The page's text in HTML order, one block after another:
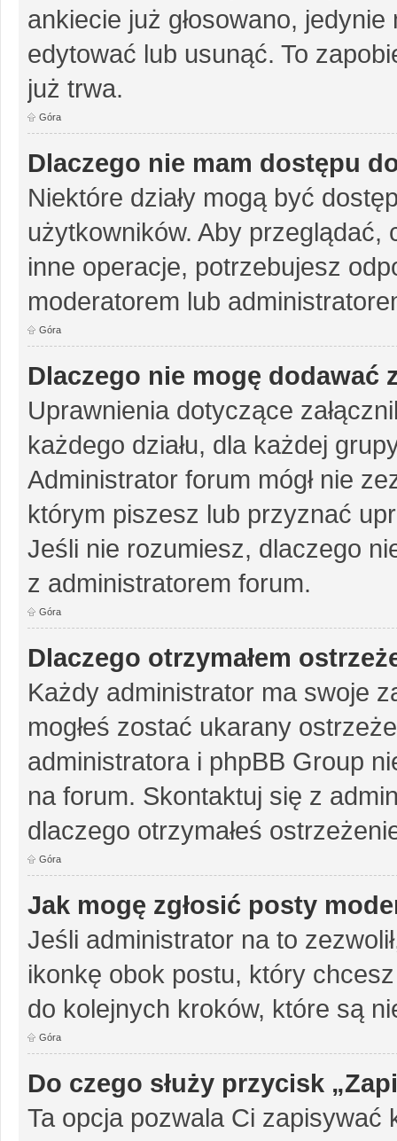
ankiecie już głosowano,
edytować lub usunąć. To
już trwa.
Góra
Dlaczego nie mam dostępu
Niektóre działy mogą być
użytkowników. Aby
inne operacje, potrzebujesz
moderatorem lub
Góra
Dlaczego nie mogę dodawać
Uprawnienia dotyczące
każdego działu, dla każdej
Administrator forum mógł nie
którym piszesz lub przyznać
Jeśli nie rozumiesz, dlaczego
z administratorem forum.
Góra
Dlaczego otrzymałem
Każdy administrator ma swoje
mogłeś zostać ukarany
administratora i phpBB Group
na forum. Skontaktuj się z
dlaczego otrzymałeś
Góra
Jak mogę zgłosić posty
Jeśli administrator na to
ikonkę obok postu, który
do kolejnych kroków, które są
Góra
Do czego służy przycisk
Ta opcja pozwala Ci zapisywać